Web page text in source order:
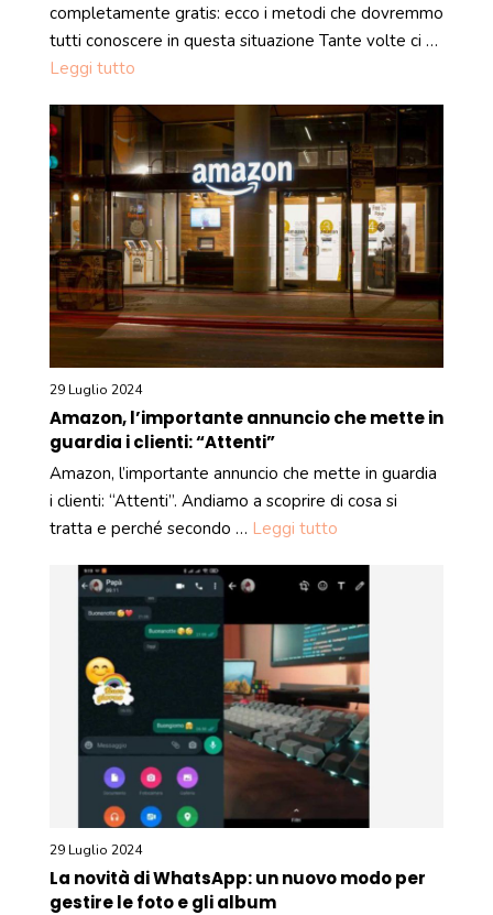
completamente gratis: ecco i metodi che dovremmo
tutti conoscere in questa situazione Tante volte ci …
Leggi tutto
29 Luglio 2024
Amazon, l’importante annuncio che mette in
guardia i clienti: “Attenti”
Amazon, l’importante annuncio che mette in guardia
i clienti: “Attenti”. Andiamo a scoprire di cosa si
tratta e perché secondo … Leggi tutto
29 Luglio 2024
La novità di WhatsApp: un nuovo modo per
gestire le foto e gli album